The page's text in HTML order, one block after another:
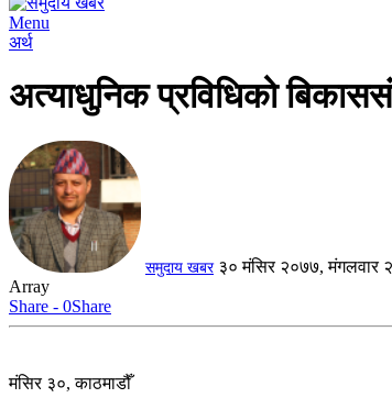
Menu
अर्थ
अत्याधुनिक प्रविधिको
समुदाय खबर ३० मंसिर २०७७, मंगलवार
Array
Share - 0Share
मंसिर ३०, काठमाडौँ